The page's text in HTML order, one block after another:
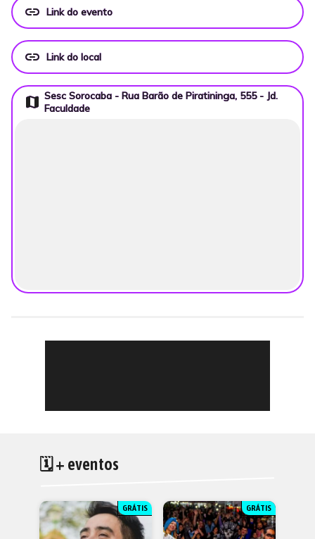
link Link do evento
link Link do local
map Sesc Sorocaba - Rua Barão de Piratininga, 555 - Jd.
Faculdade
🗓 + eventos
GRÁTIS GRÁTIS